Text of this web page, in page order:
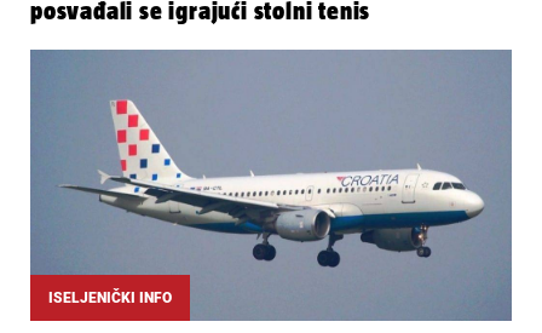
posvađali se igrajući stolni tenis
ISELJENIČKI INFO